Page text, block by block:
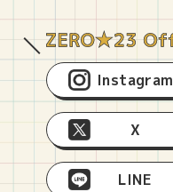
Instagram
X
LINE